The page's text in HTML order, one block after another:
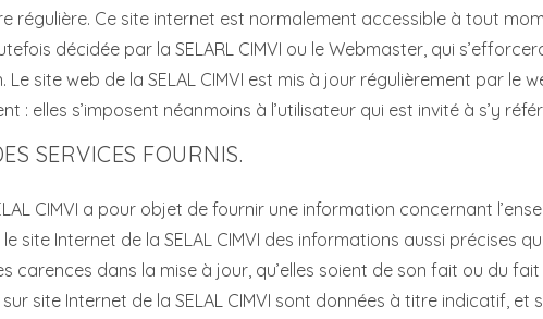
régulière. Ce site internet est normalement accessible à tout
décidée par la SELARL CIMVI ou le Webmaster, qui
Le site web de la SELAL CIMVI est mis à jour régulièrement par
: elles s’imposent néanmoins à l’utilisateur qui est invité à s’y
SERVICES FOURNIS.
CIMVI a pour objet de fournir une information concernant
site Internet de la SELAL CIMVI des informations aussi précises
carences dans la mise à jour, qu’elles soient de son fait ou du
site Internet de la SELAL CIMVI sont données à titre indicatif,